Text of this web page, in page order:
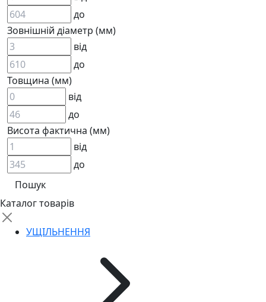
KARCHER
EPDM
СПЕЦІАЛЬНІ
ВСТАВКИ МУФТ (ЗІРОЧКИ)
ГІДРАВЛІКА
АДАПТЕРИ
КЛАПАНИ
КРАНИ, ДИВЕРТОРИ
МАНОМЕТРИ
ФІЛЬТРИ
НАСОСИ-ДОЗАТОРИ
до
Зовнішній діаметр (мм)
від
до
Товщина (мм)
від
до
Висота фактична (мм)
від
до
Каталог товарів
УЩІЛЬНЕННЯ